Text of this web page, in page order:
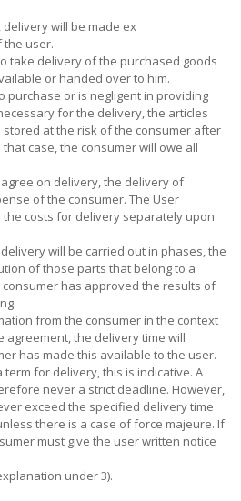
will be made ex
user.
take delivery of the purchased goods
or handed over to him.
purchase or is negligent in providing
for the delivery, the articles
at the risk of the consumer after
case, the consumer will owe all
on delivery, the delivery of
of the consumer. The User
costs for delivery separately upon
will be carried out in phases, the
of those parts that belong to a
has approved the results of
from the consumer in the context
the delivery time will
has made this available to the user.
for delivery, this is indicative. A
never a strict deadline. However,
exceed the specified delivery time
there is a case of force majeure. If
must give the user written notice
under 3).